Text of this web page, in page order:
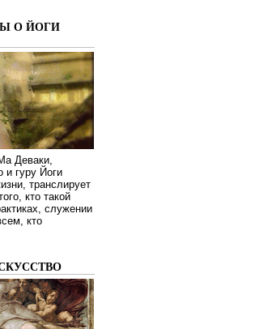
О ЙОГИ
Деваки,
и гуру Йоги
транслирует
кто такой
служении
кто